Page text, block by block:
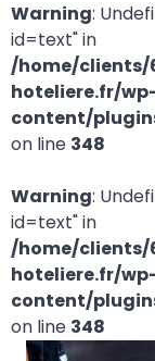
Warning:
id=text" in
/home/clients/
hoteliere.fr/
content/
on line 348
Warning:
id=text" in
/home/clients/
hoteliere.fr/
content/
on line 348